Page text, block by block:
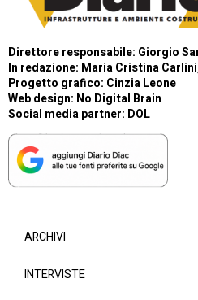
Direttore responsabile: Giorgio
In redazione: Maria Cristina
Progetto grafico: Cinzia Leone
Web design: No Digital Brain
Social media partner: DOL
ARCHIVI
INTERVISTE